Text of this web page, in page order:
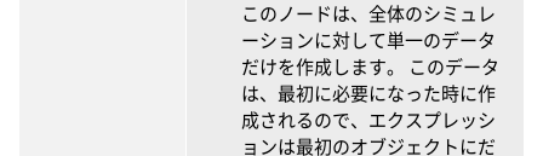
このノードは、全体のシミュレ
ーションに対して単一のデータ
だけを作成します。 このデータ
は、最初に必要になった時に作
成されるので、エクスプレッシ
ョンは最初のオブジェクトにだ